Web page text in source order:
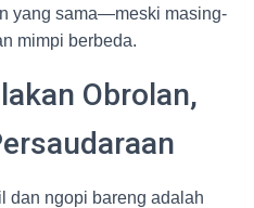
yang sama—meski masing-
mimpi berbeda.
Obrolan,
dan ngopi bareng adalah